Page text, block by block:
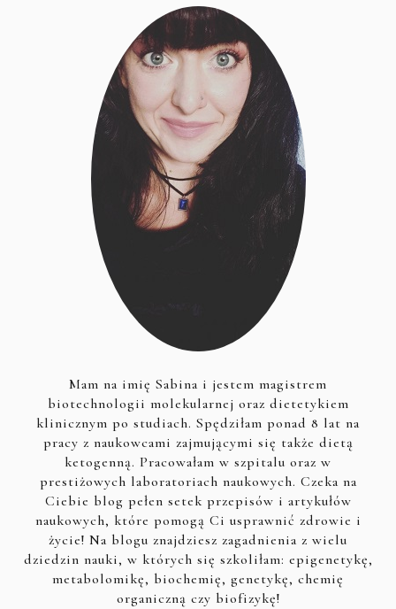
Mam na imię Sabina i jestem magistrem
biotechnologii molekularnej oraz dietetykiem
klinicznym po studiach. Spędziłam ponad 8 lat na
pracy z naukowcami zajmującymi się także dietą
ketogenną. Pracowałam w szpitalu oraz w
prestiżowych laboratoriach naukowych. Czeka na
Ciebie blog pełen setek przepisów i artykułów
naukowych, które pomogą Ci usprawnić zdrowie i
życie! Na blogu znajdziesz zagadnienia z wielu
dziedzin nauki, w których się szkoliłam: epigenetykę,
metabolomikę, biochemię, genetykę, chemię
organiczną czy biofizykę!